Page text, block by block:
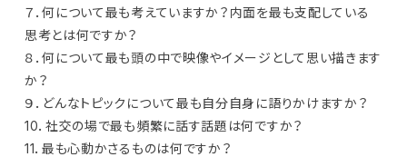
７．何について最も考えていますか？内面を最も支配している
思考とは何ですか？
８．何について最も頭の中で映像やイメージとして思い描きます
か？
９．どんなトピックについて最も自分自身に語りかけますか？
10．社交の場で最も頻繁に話す話題は何ですか？
11．最も心動かさるものは何ですか？